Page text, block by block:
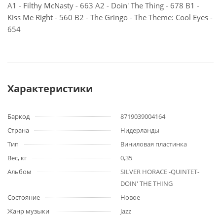
A1 - Filthy McNasty - 663 A2 - Doin' The Thing - 678 B1 -
Kiss Me Right - 560 B2 - The Gringo - The Theme: Cool Eyes -
654
Характеристики
Баркод
8719039004164
Страна
Нидерланды
Тип
Виниловая пластинка
Вес, кг
0,35
Альбом
SILVER HORACE -QUINTET-
DOIN' THE THING
Состояние
Новое
Жанр музыки
Jazz